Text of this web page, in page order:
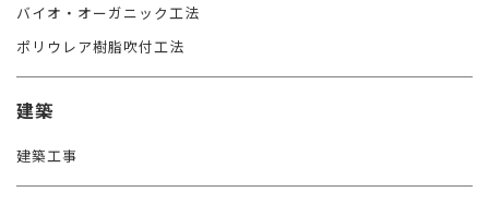
バイオ・オーガニック工法
ポリウレア樹脂吹付工法
建築
建築工事